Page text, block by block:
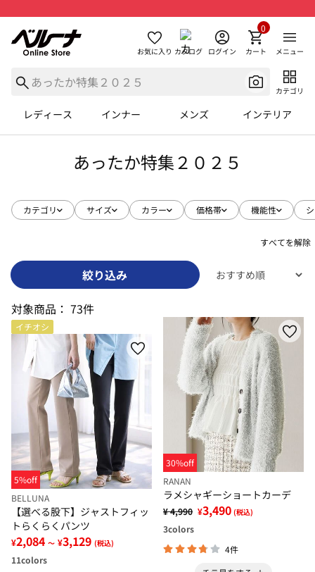
お気に入り カタログ ログイン カート
0
メニュー
カテゴリ
レディース インナー メンズ インテリア
あったか特集２０２５
カテゴリ サイズ カラー 価格帯 機能性
すべてを解除
絞り込み
対象商品： 73件
イチオシ
5%off
BELLUNA
【選べる股下】ジャストフィッ
トらくらくパンツ
¥2,084 ～ ¥3,129 (税込)
11colors
30%off
RANAN
ラメシャギーショートカーデ
¥ 4,990 ¥3,490 (税込)
3colors
4件